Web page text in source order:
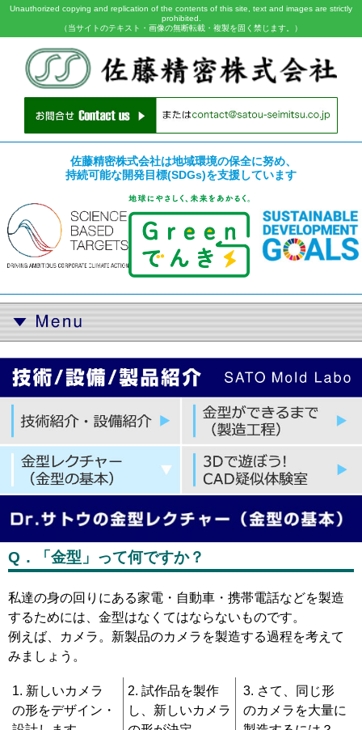
Unauthorized copying and replication of the contents of this site, text and images are strictly
prohibited.
（当サイトのテキスト・画像の無断転載・複製を固く禁じます。）
佐藤精密株式会社は地域環境の保全に努め、
持続可能な開発目標(SDGs)を支援しています
Q．「金型」って何ですか？
私達の身の回りにある家電・自動車・携帯電話などを製造
するためには、金型はなくてはならないものです。
例えば、カメラ。新製品のカメラを製造する過程を考えて
みましょう。
新しいカメラ
の形をデザイン・
試作品を製作
し、新しいカメラ
さて、同じ形
のカメラを大量に